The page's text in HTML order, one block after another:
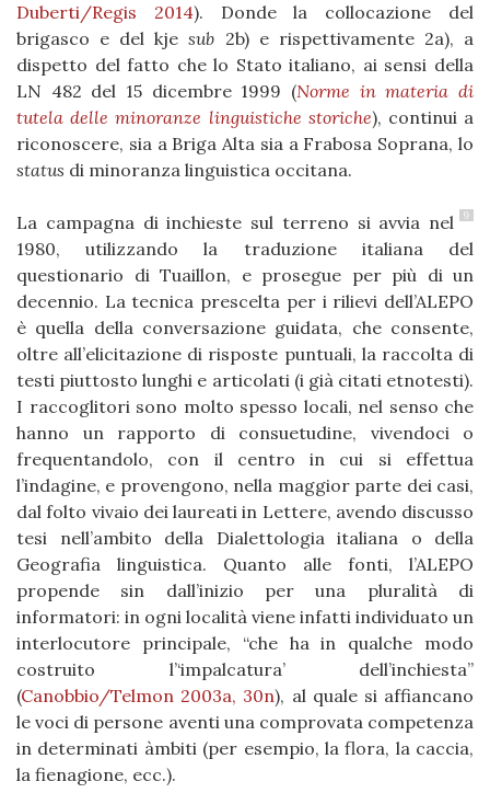
Duberti/Regis 2014). Donde la collocazione del
brigasco e del kjesub 2b) e rispettivamente 2a), a
dispetto del fatto che lo Stato italiano, ai sensi della
LN 482 del 15 dicembre 1999 (Norme in materia di
tutela delle minoranze linguistiche storiche), continui a
riconoscere, sia a Briga Alta sia a Frabosa Soprana, lo
status di minoranza linguistica occitana.
9
La campagna di inchieste sul terreno si avvia nel
1980, utilizzando la traduzione italiana del
questionario di Tuaillon, e prosegue per più di un
decennio. La tecnica prescelta per i rilievi dell’ALEPO
è quella della conversazione guidata, che consente,
oltre all’elicitazione di risposte puntuali, la raccolta di
testi piuttosto lunghi e articolati (i già citati etnotesti).
I raccoglitori sono molto spesso locali, nel senso che
hanno un rapporto di consuetudine, vivendoci o
frequentandolo, con il centro in cui si effettua
l’indagine, e provengono, nella maggior parte dei casi,
dal folto vivaio dei laureati in Lettere, avendo discusso
tesi nell’ambito della Dialettologia italiana o della
Geografia linguistica. Quanto alle fonti, l’ALEPO
propende sin dall’inizio per una pluralità di
informatori: in ogni località viene infatti individuato un
interlocutore principale, “che ha in qualche modo
costruito l’‘impalcatura’ dell’inchiesta”
(Canobbio/Telmon 2003a, 30n), al quale si affiancano
le voci di persone aventi una comprovata competenza
in determinati àmbiti (per esempio, la flora, la caccia,
la fienagione, ecc.).